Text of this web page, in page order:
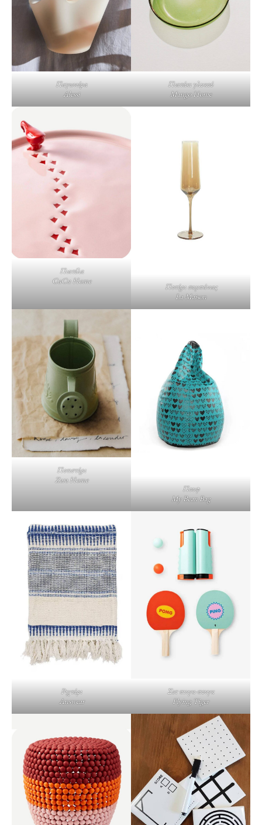
Παγωνιέρα
Alessi
Πιατάκι γλυκού
Mango Home
Πιατέλα
CuCu Home
Ποτήρι σαμπάνιας
La Maison
Ποτιστήρι
Zara Home
Πουφ
My Bean Bag
Ριχτάρι
Answear
Σετ πινγκ-πονγκ
Flying Tiger